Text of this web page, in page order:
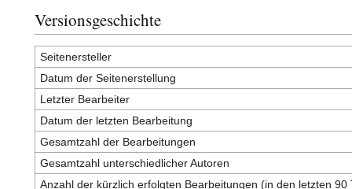
Versionsgeschichte
Seitenersteller
Datum der Seitenerstellung
Letzter Bearbeiter
Datum der letzten Bearbeitung
Gesamtzahl der Bearbeitungen
Gesamtzahl unterschiedlicher Autoren
Anzahl der kürzlich erfolgten Bearbeitungen (in den letzten 90